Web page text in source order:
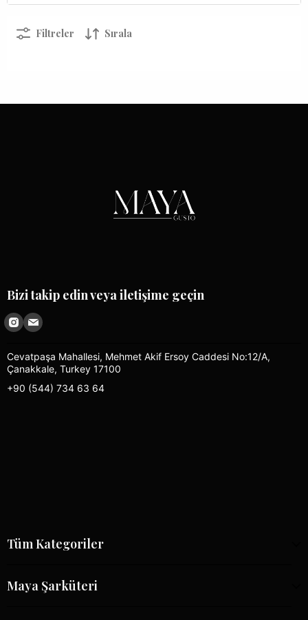
Filtreler Sırala
Bizi takip edin veya iletişime geçin
Cevatpaşa Mahallesi, Mehmet Akif Ersoy Caddesi No:12/A,
Çanakkale, Turkey 17100
+90 (544) 734 63 64
Tüm Kategoriler
Maya Şarküteri